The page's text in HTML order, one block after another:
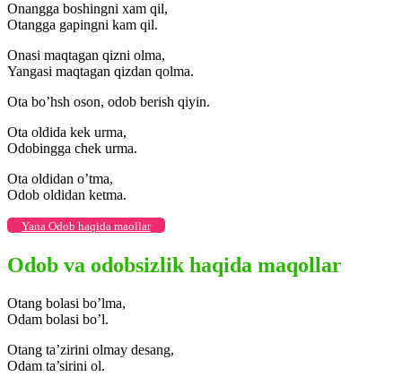
Onangga boshingni xam qil,
Otangga gapingni kam qil.
Onasi maqtagan qizni olma,
Yangasi maqtagan qizdan qolma.
Ota bo’hsh oson, odob berish qiyin.
Ota oldida kek urma,
Odobingga chek urma.
Ota oldidan o’tma,
Odob oldidan ketma.
Yana Odob haqida maollar
Odob va odobsizlik haqida maqollar
Otang bolasi bo’lma,
Odam bolasi bo’l.
Otang ta’zirini olmay desang,
Odam ta’sirini ol.